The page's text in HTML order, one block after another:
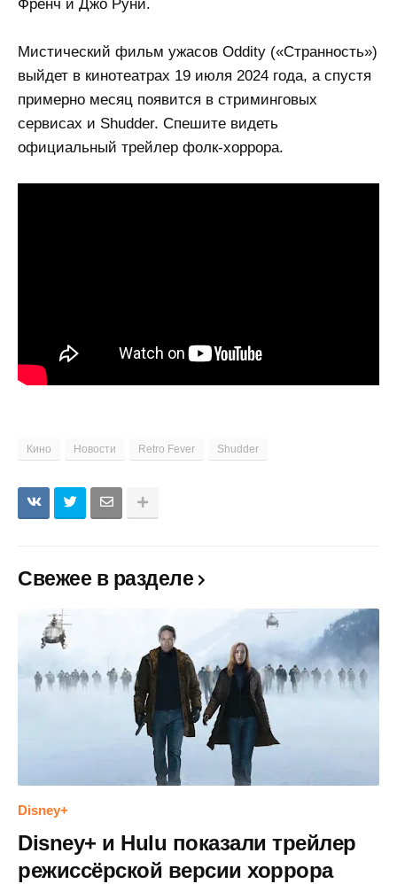
Френч и Джо Руни.
Мистический фильм ужасов Oddity («Странность»)
выйдет в кинотеатрах 19 июля 2024 года, а спустя
примерно месяц появится в стриминговых
сервисах и Shudder. Спешите видеть
официальный трейлер фолк-хоррора.
Кино Новости Retro Fever Shudder
Свежее в разделе
Disney+
Disney+ и Hulu показали трейлер
режиссёрской версии хоррора